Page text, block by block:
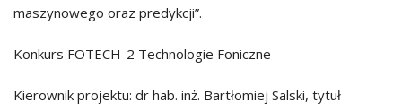
maszynowego oraz predykcji”.
Konkurs FOTECH-2 Technologie Foniczne
Kierownik projektu: dr hab. inż. Bartłomiej Salski, tytuł